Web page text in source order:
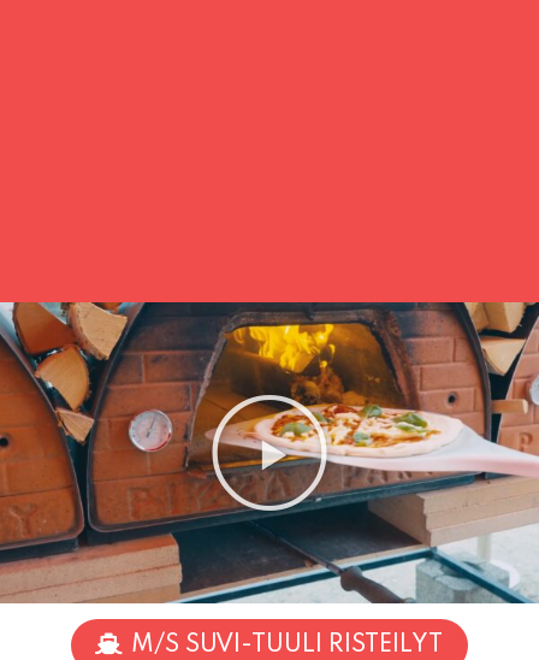
M/S SUVI-TUULI RISTEILYT
PÄÄSYLIPUT